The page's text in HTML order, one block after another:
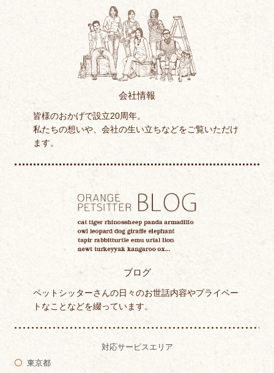
会社情報
皆様のおかげで設立20周年。
私たちの想いや、会社の生い立ちなどをご覧いただけ
ます。
ブログ
ペットシッターさんの日々のお世話内容やプライベー
トなことなどを綴っています。
対応サービスエリア
東京都